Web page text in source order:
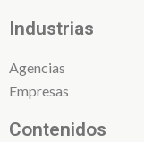
Industrias
Agencias
Empresas
Contenidos